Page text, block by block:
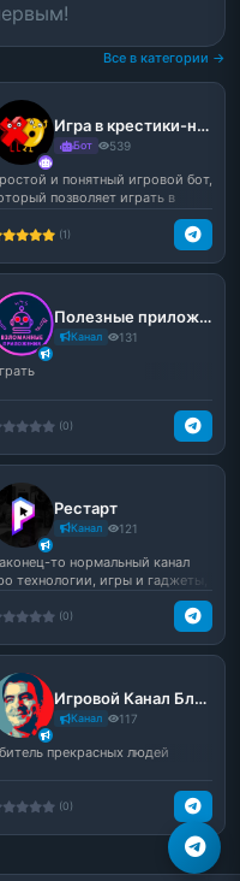
Все в категории →
Игра в крестики-нолики для чатов
Бот 539
и понятный игровой бот,
позволяет играть в
(1)
Полезные приложения
Канал 131
(0)
Рестарт
Канал 121
то нормальный канал
технологии, игры и гаджеты,
(0)
Игровой Канал Блэка [BlackUFA] 🎮
Канал 117
прекрасных людей
(0)